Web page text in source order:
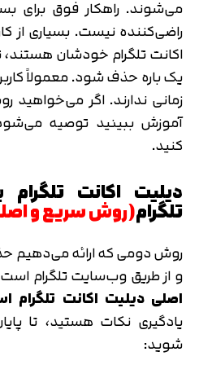
می‌شوند. راهکار فوق برای
راضی‌کننده نیست. بسیاری از
اکانت تلگرام خودشان
یک باره حذف شود. معمولاً
زمانی ندارند. اگر
آموزش ببینید توصیه
کنید.
دیلیت اکانت
تلگرام(روش سریع و
روش دومی که ارائه
و از طریق وب‌سایت تلگرام
اصلی دیلیت اکانت تلگرام
یادگیری نکات هستید، تا
شوید: